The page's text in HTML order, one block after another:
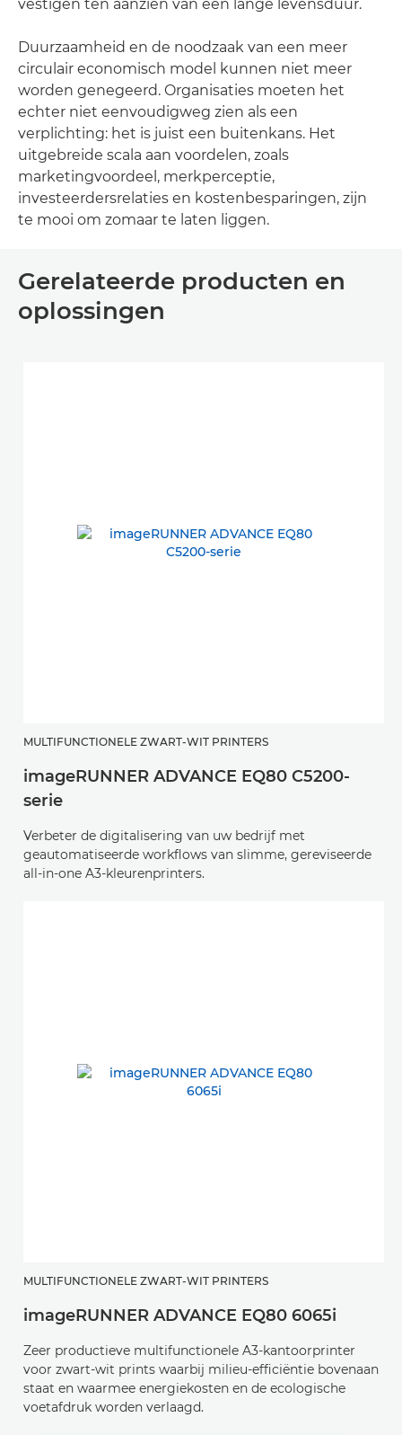
vestigen ten aanzien van een lange levensduur.
Duurzaamheid en de noodzaak van een meer
circulair economisch model kunnen niet meer
worden genegeerd. Organisaties moeten het
echter niet eenvoudigweg zien als een
verplichting: het is juist een buitenkans. Het
uitgebreide scala aan voordelen, zoals
marketingvoordeel, merkperceptie,
investeerdersrelaties en kostenbesparingen, zijn
te mooi om zomaar te laten liggen.
Gerelateerde producten en
oplossingen
MULTIFUNCTIONELE ZWART-WIT PRINTERS
imageRUNNER ADVANCE EQ80 C5200-
serie
Verbeter de digitalisering van uw bedrijf met
geautomatiseerde workflows van slimme, gereviseerde
all-in-one A3-kleurenprinters.
MULTIFUNCTIONELE ZWART-WIT PRINTERS
imageRUNNER ADVANCE EQ80 6065i
Zeer productieve multifunctionele A3-kantoorprinter
voor zwart-wit prints waarbij milieu-efficiëntie bovenaan
staat en waarmee energiekosten en de ecologische
voetafdruk worden verlaagd.